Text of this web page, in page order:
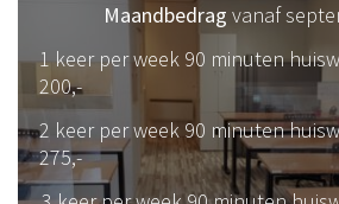
Maandbedrag vanaf
1 keer per week 90 minuten
200,-
2 keer per week 90 minuten
275,-